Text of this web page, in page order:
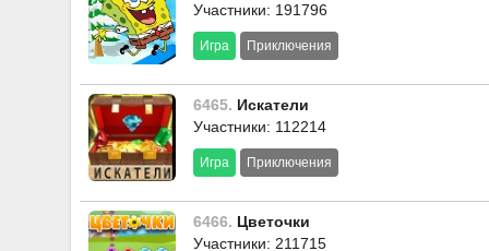
Участники: 191796
Игра Приключения
6465. Искатели
Участники: 112214
Игра Приключения
6466. Цветочки
Участники: 211715